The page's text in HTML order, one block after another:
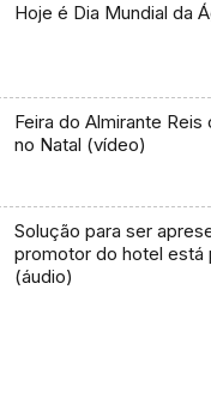
Hoje é Dia Mundial da
Feira do Almirante
no Natal (vídeo)
Solução para ser
promotor do hotel está
(áudio)